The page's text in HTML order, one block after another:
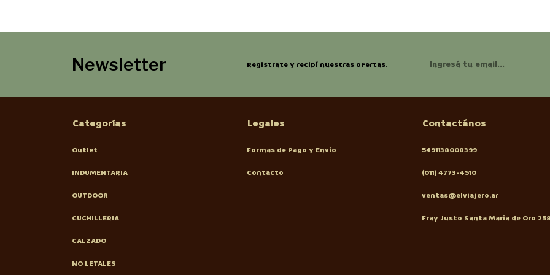
Newsletter Registrate y recibí nuestras ofertas.
Categorías
Outlet
INDUMENTARIA
OUTDOOR
CUCHILLERIA
CALZADO
NO LETALES
Legales
Formas de Pago y Envio
Contacto
Contactános
5491138008399
(011) 4773-4510
ventas@elviajero.ar
Fray Justo Santa Maria de Oro